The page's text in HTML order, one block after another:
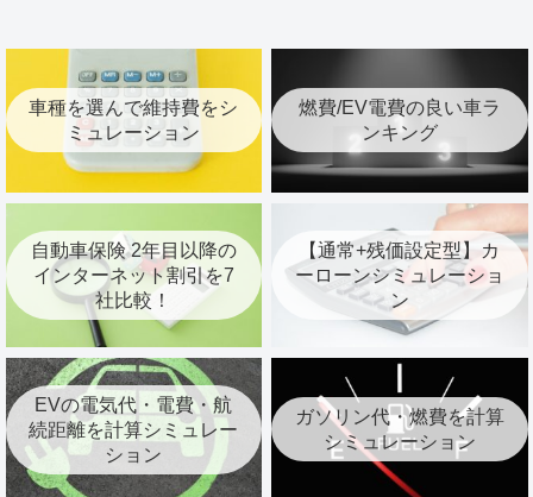
車種を選んで維持費をシ
ミュレーション
燃費/EV電費の良い車ラ
ンキング
自動車保険 2年目以降の
インターネット割引を7
社比較！
【通常+残価設定型】カ
ーローンシミュレーショ
ン
EVの電気代・電費・航
続距離を計算シミュレー
ション
ガソリン代・燃費を計算
シミュレーション